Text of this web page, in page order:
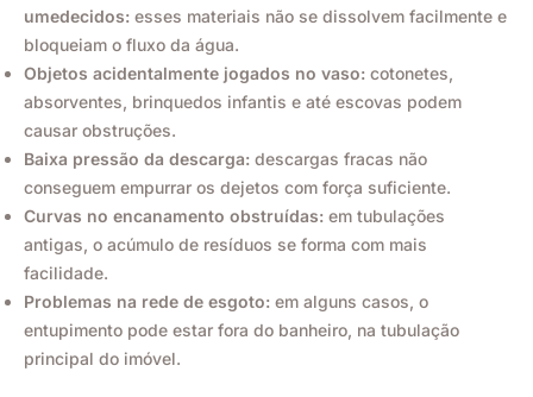
umedecidos: esses materiais não se dissolvem facilmente e
bloqueiam o fluxo da água.
Objetos acidentalmente jogados no vaso: cotonetes,
absorventes, brinquedos infantis e até escovas podem
causar obstruções.
Baixa pressão da descarga: descargas fracas não
conseguem empurrar os dejetos com força suficiente.
Curvas no encanamento obstruídas: em tubulações
antigas, o acúmulo de resíduos se forma com mais
facilidade.
Problemas na rede de esgoto: em alguns casos, o
entupimento pode estar fora do banheiro, na tubulação
principal do imóvel.